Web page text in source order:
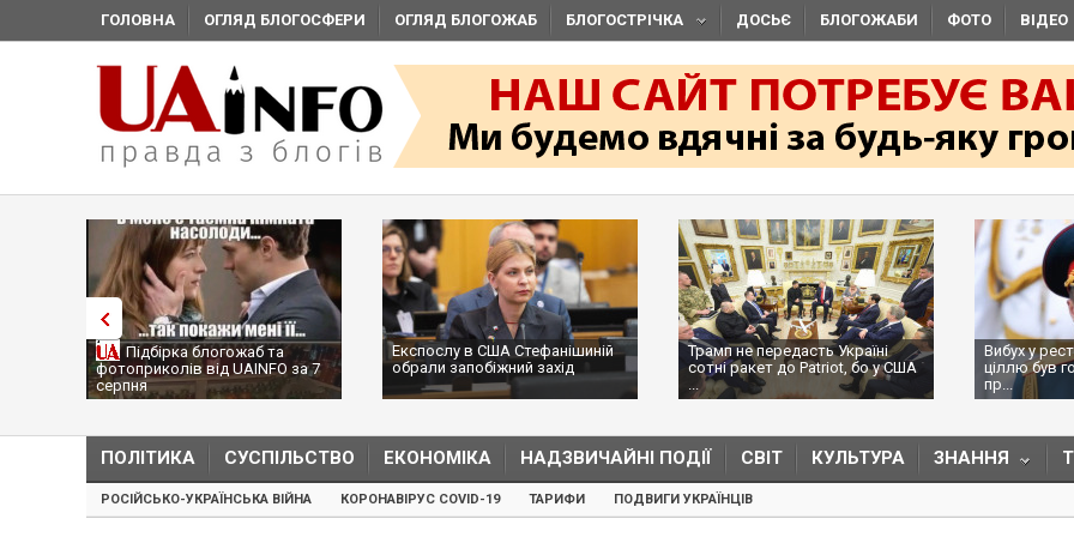
ГОЛОВНА ОГЛЯД БЛОГОСФЕРИ ОГЛЯД БЛОГОЖАБ БЛОГОСТРІЧКА ДОСЬЄ БЛОГОЖАБИ ФОТО ВІДЕО
Підбірка блогожаб та
фотоприколів від UAINFO за 7
серпня
Експослу в США Стефанішиній
обрали запобіжний захід
Трамп не передасть Україні
сотні ракет до Patriot, бо у США
...
Вибух у
ціллю був
пр...
ПОЛІТИКА СУСПІЛЬСТВО ЕКОНОМІКА НАДЗВИЧАЙНІ ПОДІЇ СВІТ КУЛЬТУРА ЗНАННЯ
РОСІЙСЬКО-УКРАЇНСЬКА ВІЙНА КОРОНАВІРУС COVID-19 ТАРИФИ ПОДВИГИ УКРАЇНЦІВ